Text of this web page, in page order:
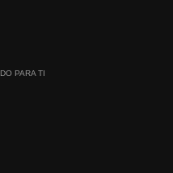
PARA TI